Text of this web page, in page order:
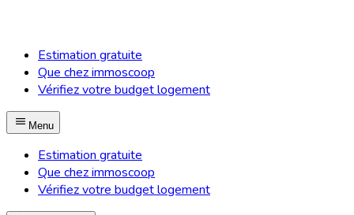
Estimation gratuite
Que chez immoscoop
Vérifiez votre budget logement
Menu
Estimation gratuite
Que chez immoscoop
Vérifiez votre budget logement